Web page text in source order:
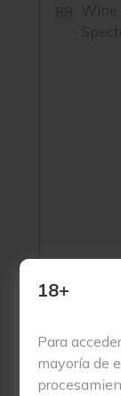
18+
Para
mayoría de
Wine